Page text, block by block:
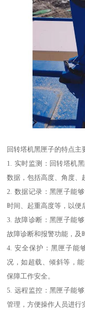
回转塔机黑匣子的特点主
1. 实时监测：回转塔机
数据，包括高度、角度、
2. 数据记录：黑匣子能
时间、起重高度等，以便
3. 故障诊断：黑匣子能
故障诊断和报警功能，及
4. 安全保护：黑匣子能
况，如超载、倾斜等，
保障工作安全。
5. 远程监控：黑匣子能
管理，方便操作人员进行